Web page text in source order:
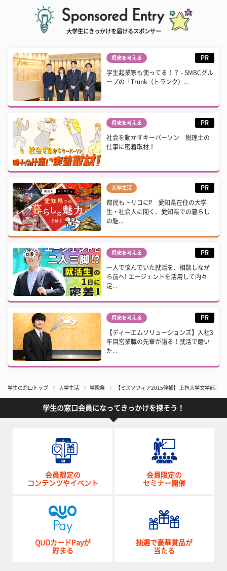
大学生にきっかけを届けるスポンサー
将来を考える PR
学生起業家も使ってる！？ - SMBCグル
ープの「Trunk（トランク）...
将来を考える PR
社会を動かすキーパーソン 税理士の
仕事に密着取材！
大学生活 PR
都民もトリコに⁉ 愛知県在住の大学
生・社会人に聞く、愛知県での暮らし
の魅...
将来を考える PR
一人で悩んでいた就活を、相談しなが
ら前へ! エージェントを活用して内々
定...
将来を考える PR
【ディーエムソリューションズ】入社3
年目営業職の先輩が語る！就活で磨い
た...
学生の窓口トップ 大学生活 学園祭 【ミスソフィア2015候補】 上智大学文学部、
学生の窓口会員になってきっかけを探そう！
会員限定の
コンテンツやイベント
会員限定の
セミナー開催
QUOカードPayが
貯まる
抽選で豪華賞品が
当たる